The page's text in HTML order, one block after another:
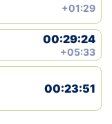
+01:29
00:29:24
+05:33
00:23:51